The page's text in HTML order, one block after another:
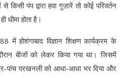
पंप द्वारा हवा गुज़ारें तो कोई परिवर्तन
धीमा होता है।
में होशंगाबाद विज्ञान शिक्षण कार्यक्रम के
बीजों को लेकर किया गया था। जिसमें
पांच परखनली को आधा-आधा भर दिया और